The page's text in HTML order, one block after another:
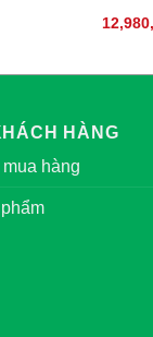
HÀNG
hàng